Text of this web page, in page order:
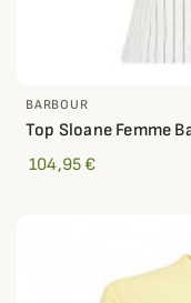
BARBOUR
Top Sloane Femme
104,95 €